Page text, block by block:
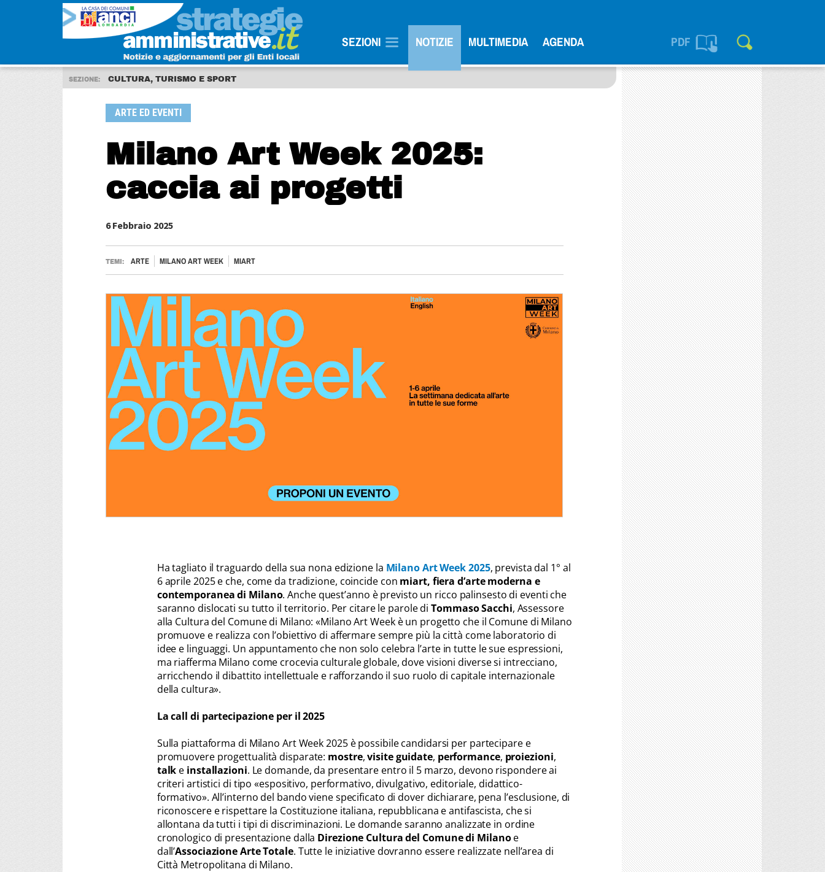
SEZIONI NOTIZIE MULTIMEDIA AGENDA PDF
SEZIONE: CULTURA, TURISMO E SPORT
ARTE ED EVENTI
Milano Art Week 2025:
caccia ai progetti
6 Febbraio 2025
TEMI: ARTE MILANO ART WEEK MIART
Ha tagliato il traguardo della sua nona edizione la Milano Art Week 2025, prevista dal 1° al
6 aprile 2025 e che, come da tradizione, coincide con miart, fiera d’arte moderna e
contemporanea di Milano. Anche quest’anno è previsto un ricco palinsesto di eventi che
saranno dislocati su tutto il territorio. Per citare le parole diTommaso Sacchi, Assessore
alla Cultura del Comune di Milano: «Milano Art Week è un progetto che il Comune di Milano
promuove e realizza con l’obiettivo di affermare sempre più la città come laboratorio di
idee e linguaggi. Un appuntamento che non solo celebra l’arte in tutte le sue espressioni,
ma riafferma Milano come crocevia culturale globale, dove visioni diverse si intrecciano,
arricchendo il dibattito intellettuale e rafforzando il suo ruolo di capitale internazionale
della cultura».
La call di partecipazione per il 2025
Sulla piattaforma di Milano Art Week 2025 è possibile candidarsi per partecipare e
promuovere progettualità disparate: mostre,visite guidate, performance, proiezioni,
talk e installazioni. Le domande, da presentare entro il 5 marzo, devono rispondere ai
criteri artistici di tipo «espositivo, performativo, divulgativo, editoriale, didattico-
formativo». All’interno del bando viene specificato di dover dichiarare, pena l’esclusione, di
riconoscere e rispettare la Costituzione italiana, repubblicana e antifascista, che si
allontana da tutti i tipi di discriminazioni. Le domande saranno analizzate in ordine
cronologico di presentazione dalla Direzione Cultura del Comune di Milanoe
dall’Associazione Arte Totale. Tutte le iniziative dovranno essere realizzate nell’area di
Città Metropolitana di Milano.